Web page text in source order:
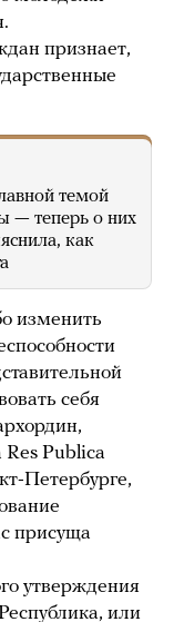
признает,
темой
— теперь о них
как
изменить
себя
Res Publica
Петербурге,
присуща
утверждения
или